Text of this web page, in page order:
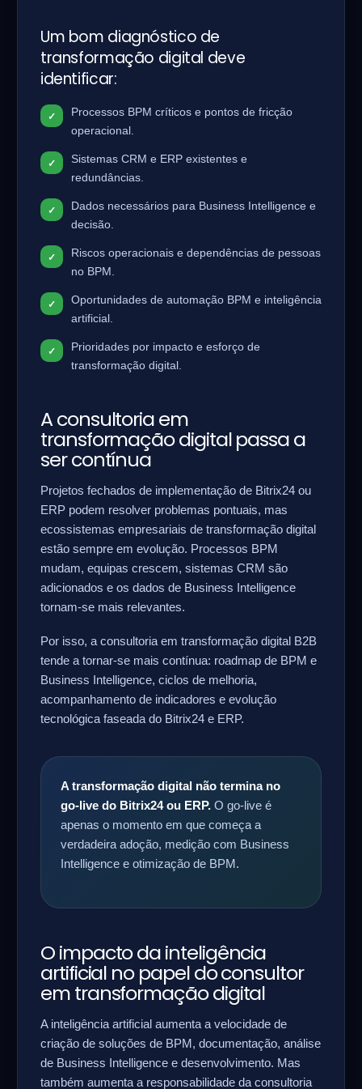
Um bom diagnóstico de
transformação digital deve
identificar:
Processos BPM críticos e pontos de fricção
operacional.
Sistemas CRM e ERP existentes e
redundâncias.
Dados necessários para Business Intelligence e
decisão.
Riscos operacionais e dependências de pessoas
no BPM.
Oportunidades de automação BPM e inteligência
artificial.
Prioridades por impacto e esforço de
transformação digital.
A consultoria em
transformação digital passa a
ser contínua
Projetos fechados de implementação de Bitrix24 ou
ERP podem resolver problemas pontuais, mas
ecossistemas empresariais de transformação digital
estão sempre em evolução. Processos BPM
mudam, equipas crescem, sistemas CRM são
adicionados e os dados de Business Intelligence
tornam-se mais relevantes.
Por isso, a consultoria em transformação digital B2B
tende a tornar-se mais contínua: roadmap de BPM e
Business Intelligence, ciclos de melhoria,
acompanhamento de indicadores e evolução
tecnológica faseada do Bitrix24 e ERP.
A transformação digital não termina no
go-live do Bitrix24 ou ERP. O go-live é
apenas o momento em que começa a
verdadeira adoção, medição com Business
Intelligence e otimização de BPM.
O impacto da inteligência
artificial no papel do consultor
em transformação digital
A inteligência artificial aumenta a velocidade de
criação de soluções de BPM, documentação, análise
de Business Intelligence e desenvolvimento. Mas
também aumenta a responsabilidade da consultoria